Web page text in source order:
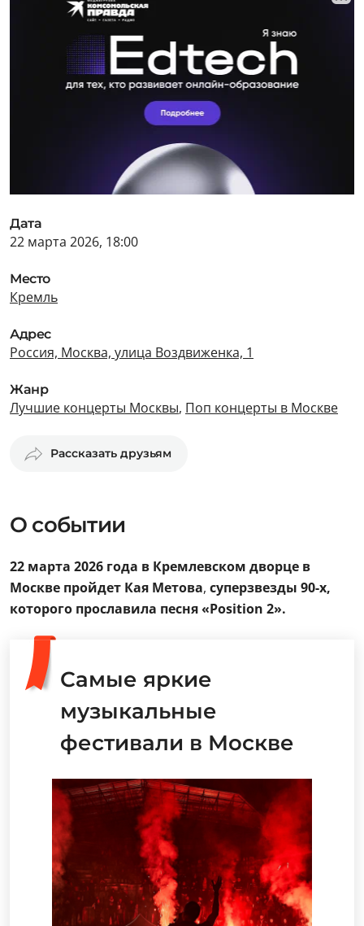
Дата
22 марта 2026, 18:00
Место
Кремль
Адрес
Россия, Москва, улица Воздвиженка, 1
Жанр
Лучшие концерты Москвы, Поп концерты в Москве
Рассказать друзьям
О событии
22 марта 2026 года в Кремлевском дворце в
Москве пройдет Кая Метова, суперзвезды 90-х,
которого прославила песня «Position 2».
Самые яркие
музыкальные
фестивали в Москве